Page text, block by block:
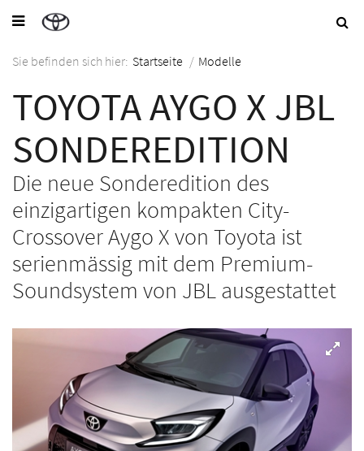
Sie befinden sich hier: Startseite / Modelle
TOYOTA AYGO X JBL
SONDEREDITION
Die neue Sonderedition des
einzigartigen kompakten City-
Crossover Aygo X von Toyota ist
serienmässig mit dem Premium-
Soundsystem von JBL ausgestattet